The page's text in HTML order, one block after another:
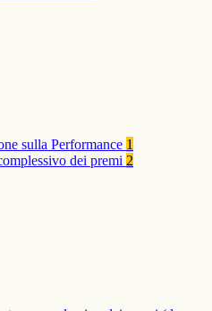
sulla Performance 1
dei premi 2